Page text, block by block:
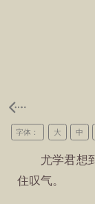
字体： 大 中
尤学君想
住叹气。